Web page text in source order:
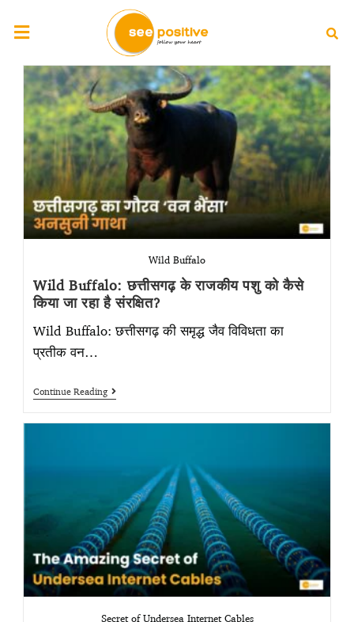
Wild Buffalo
Wild Buffalo: छत्तीसगढ़ के राजकीय पशु को कैसे
किया जा रहा है संरक्षित?
Wild Buffalo: छत्तीसगढ़ की समृद्ध जैव विविधता का
प्रतीक वन…
Continue Reading
Secret of Undersea Internet Cables